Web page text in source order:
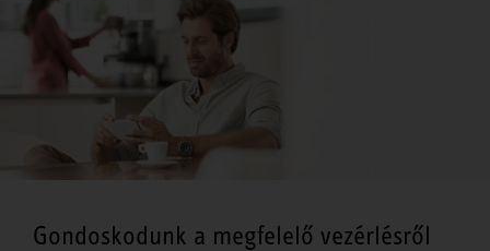
Gondoskodunk a megfelelő vezérlésről